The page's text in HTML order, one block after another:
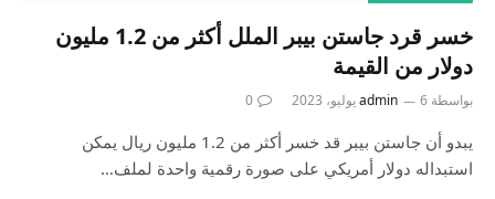
خسر قرد جاستن بيبر الملل أكثر من 1.2 مليون
دولار من القيمة
بواسطة admin 6 يوليو، 2023 0
يبدو أن جاستن بيبر قد خسر أكثر من 1.2 مليون ريال يمكن
استبداله دولار أمريكي على صورة رقمية واحدة لملف…